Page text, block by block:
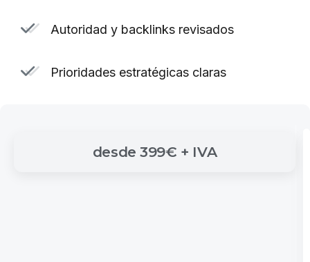
Autoridad y backlinks revisados
Prioridades estratégicas claras
desde 399€ + IVA